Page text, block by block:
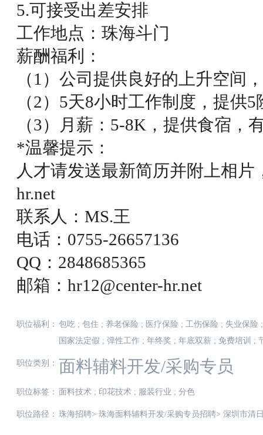
5.可接受出差安排
工作地点：珠海斗门
薪酬福利：
（1）公司提供良好的上升空间
（2）5天8小时工作制度，提供
（3）月薪：5-8K，提供食宿，
*温馨提示：
人才请发送最新简历并附上相片
hr.net
联系人：MS.王
电话：0755-26657136
QQ：2848685365
邮箱：hr12@center-hr.net
职位福利： 包吃 ; 包住 ; 养老保险 ; 医疗保险 ; 工伤保险 ; 失业保险 ;
国家法定假 ; 弹性工作 ; 年终奖 ; 年底双薪 ; 免费培训 ;
职位类别： 面料辅料开发/采购专员
职位标签： 面料技术 ; 印花技术 ; 服装行业 ; 分色
职位路径： 珠海招聘> 珠海面料辅料开发/采购专员招聘> 深圳市清